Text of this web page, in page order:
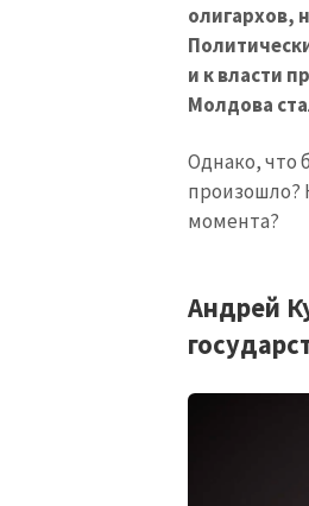
олигархов,
и к власти
Молдова
Однако, что
произошло?
момента?
Андрей